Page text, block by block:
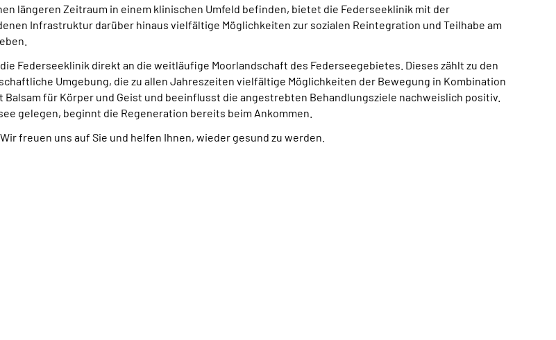
längeren Zeitraum in einem klinischen Umfeld befinden, bietet die Federseeklinik mit der
Infrastruktur darüber hinaus vielfältige Möglichkeiten zur sozialen Reintegration und Teilhabe am
Federseeklinik direkt an die weitläufige Moorlandschaft des Federseegebietes. Dieses zählt zu den
Umgebung, die zu allen Jahreszeiten vielfältige Möglichkeiten der Bewegung in Kombination
für Körper und Geist und beeinflusst die angestrebten Behandlungsziele nachweislich positiv.
gelegen, beginnt die Regeneration bereits beim Ankommen.
freuen uns auf Sie und helfen Ihnen, wieder gesund zu werden.